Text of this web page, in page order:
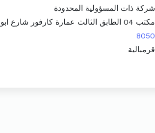
شركة ذات المسؤولية المحدودة
مكتب 04 الطابق الثالث عمارة كارفور شارع ابوطبي الخروبة الحمامات
8050
قرمبالية